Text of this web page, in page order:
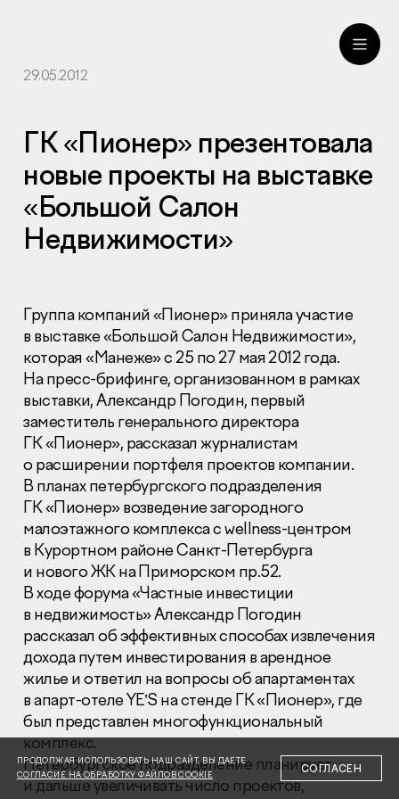
Раскрытие информации
Правовая информация
Сообщить о коррупции
Глaвный oфиc
+7 (495) 502 95 59
Отдел продаж
+7 (495) 641-35-35
Заказать звонок
© 2001-2026 Компания «Пионер»
29.05.2012
ГК «Пионер» презентовала
новые проекты на выставке
«Большой Салон
Недвижимости»
Группа компаний «Пионер» приняла участие
в выставке «Большой Салон Недвижимости»,
которая «Манеже» с 25 по 27 мая 2012 года.
На пресс-брифинге, организованном в рамках
выставки, Александр Погодин, первый
заместитель генерального директора
ГК «Пионер», рассказал журналистам
о расширении портфеля проектов компании.
В планах петербургского подразделения
ГК «Пионер» возведение загородного
малоэтажного комплекса с wellness-центром
в Курортном районе Санкт-Петербурга
и нового ЖК на Приморском пр.52.
В ходе форума «Частные инвестиции
в недвижимость» Александр Погодин
рассказал об эффективных способах извлечения
дохода путем инвестирования в арендное
жилье и ответил на вопросы об апартаментах
в апарт-отеле YE’S на стенде ГК «Пионер», где
был представлен многофункциональный
комплекс.
Петербургское подразделение планирует
и дальше увеличивать число проектов,
ПРОДОЛЖАЯ ИСПОЛЬЗОВАТЬ НАШ САЙТ, ВЫ ДАЕТЕ
СОГЛАСИЕ НА ОБРАБОТКУ ФАЙЛОВ COOKIE
СОГЛАСЕН